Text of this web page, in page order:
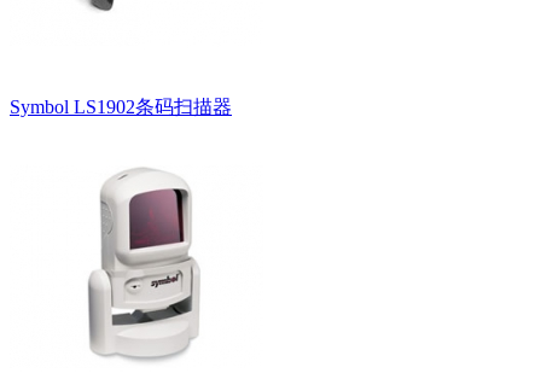
Symbol LS1902条码扫描器